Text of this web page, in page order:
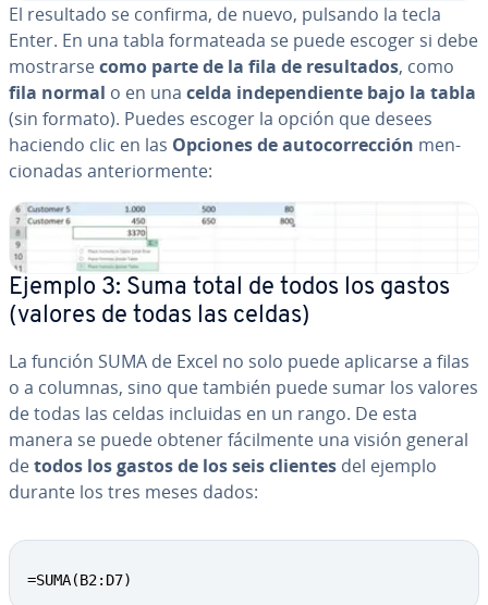
El resultado se confirma, de nuevo, pulsando la tecla
Enter. En una tabla fo­r­ma­tea­da se puede escoger si debe
mostrarsecomo parte de la fila de re­su­l­ta­dos, como
fila normal o en una celda in­de­pe­n­die­n­te bajo la tabla
(sin formato). Puedes escoger la opción que desees
haciendo clic en las Opciones de au­to­co­rre­c­ción me­n­
cio­na­das an­te­rio­r­me­n­te:
Ejemplo 3: Suma total de todos los gastos
(valores de todas las celdas)
La función SUMA de Excel no solo puede aplicarse a filas
o a columnas, sino que también puede sumar los valores
de todas las celdas incluidas en un rango. De esta
manera se puede obtener fá­ci­l­me­n­te una visión general
detodos los gastos de los seis clientes del ejemplo
durante los tres meses dados:
=SUMA(B2:D7)